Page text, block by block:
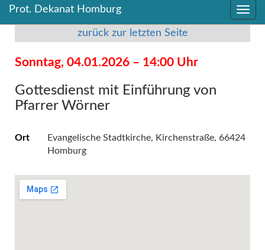
Inhalt
springen
Prot. Dekanat Homburg
Inhalt
springen
zurück zur letzten Seite
Sonntag, 04.01.2026 – 14:00 Uhr
Gottesdienst mit Einführung von
Pfarrer Wörner
Ort
Evangelische Stadtkirche, Kirchenstraße, 66424
Homburg